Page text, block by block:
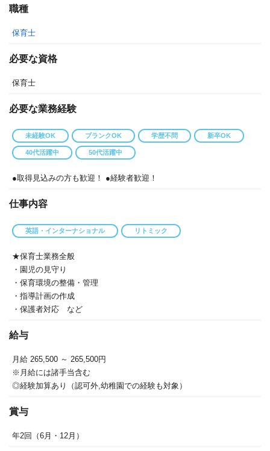
職種
保育士
必要な資格
保育士
必要な業務経験
未経験OK ブランクOK 学歴不問 新卒OK
40代活躍中 50代活躍中
●取得見込みの方も歓迎！ ●経験者歓迎！
仕事内容
英語・インターナショナル リトミック
★保育士業務全般
・園児の見守り
・保育環境の整備・管理
・指導計画の作成
・保護者対応 など
給与
月給 265,500 ～ 265,500円
※月給には諸手当含む
◎経験加算あり（認可外,幼稚園での経験も対象）
賞与
年2回（6月・12月）